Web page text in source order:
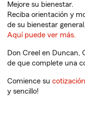
Mejore su bienestar.
Reciba orientación y
de su bienestar general.
Aquí puede ver más.
Don Creel en Duncan,
de que complete una
Comience su
y sencillo!